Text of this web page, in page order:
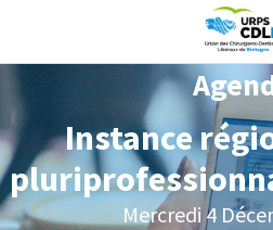
Instance
Mercredi 4